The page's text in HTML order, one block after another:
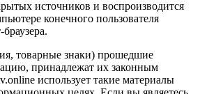
источников и воспроизводится
конечного пользователя
товарные знаки) прошедшие
принадлежат их законным
использует такие материалы